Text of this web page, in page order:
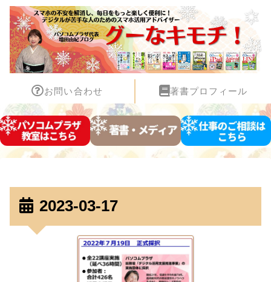
お問い合わせ 著書プロフィール
2023-03-17